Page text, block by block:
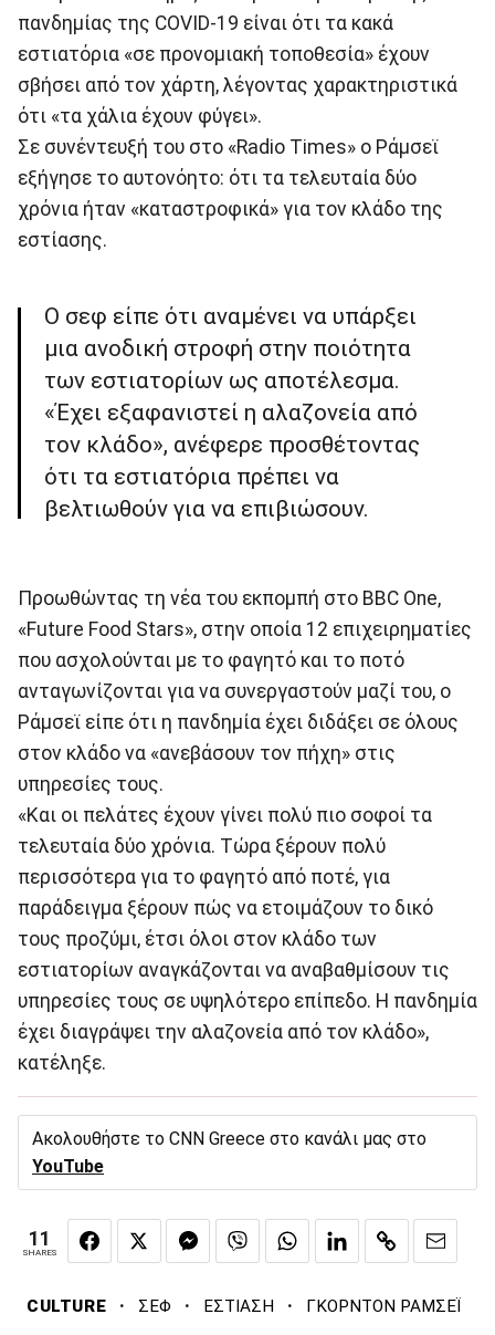
πανδημίας της COVID-19 είναι ότι τα κακά
εστιατόρια «σε προνομιακή τοποθεσία» έχουν
σβήσει από τον χάρτη, λέγοντας χαρακτηριστικά
ότι «τα χάλια έχουν φύγει».
Σε συνέντευξή του στο «Radio Times» ο Ράμσεϊ
εξήγησε το αυτονόητο: ότι τα τελευταία δύο
χρόνια ήταν «καταστροφικά» για τον κλάδο της
εστίασης.
Ο σεφ είπε ότι αναμένει να υπάρξει
μια ανοδική στροφή στην ποιότητα
των εστιατορίων ως αποτέλεσμα.
«Έχει εξαφανιστεί η αλαζονεία από
τον κλάδο», ανέφερε προσθέτοντας
ότι τα εστιατόρια πρέπει να
βελτιωθούν για να επιβιώσουν.
Προωθώντας τη νέα του εκπομπή στο BBC One,
«Future Food Stars», στην οποία 12 επιχειρηματίες
που ασχολούνται με το φαγητό και το ποτό
ανταγωνίζονται για να συνεργαστούν μαζί του, ο
Ράμσεϊ είπε ότι η πανδημία έχει διδάξει σε όλους
στον κλάδο να «ανεβάσουν τον πήχη» στις
υπηρεσίες τους.
«Και οι πελάτες έχουν γίνει πολύ πιο σοφοί τα
τελευταία δύο χρόνια. Τώρα ξέρουν πολύ
περισσότερα για το φαγητό από ποτέ, για
παράδειγμα ξέρουν πώς να ετοιμάζουν το δικό
τους προζύμι, έτσι όλοι στον κλάδο των
εστιατορίων αναγκάζονται να αναβαθμίσουν τις
υπηρεσίες τους σε υψηλότερο επίπεδο. Η πανδημία
έχει διαγράψει την αλαζονεία από τον κλάδο»,
κατέληξε.
Ακολουθήστε το CNN Greece στο κανάλι μας στο
YouTube
11
SHARES
CULTURE · ΣΕΦ · ΕΣΤΙΑΣΗ · ΓΚΟΡΝΤΟΝ ΡΑΜΣΕΪ